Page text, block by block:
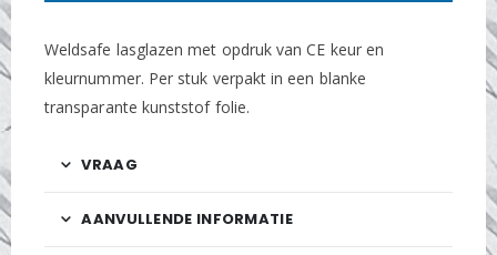
Weldsafe lasglazen met opdruk van CE keur en
kleurnummer. Per stuk verpakt in een blanke
transparante kunststof folie.
VRAAG
AANVULLENDE INFORMATIE